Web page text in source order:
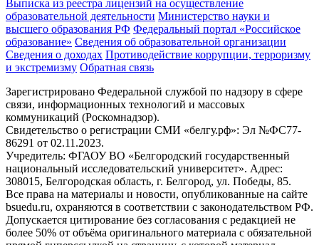
Выписка из реестра лицензий на осуществление
образовательной деятельности Министерствo науки и
высшего образования РФ Федеральный портал «Российское
образование» Сведения об образовательной организации
Сведения о доходах Противодействие коррупции, терроризму
и экстремизму Обратная связь
Зарегистрировано Федеральной службой по надзору в сфере
связи, информационных технологий и массовых
коммуникаций (Роскомнадзор).
Свидетельство о регистрации СМИ «белгу.рф»: Эл №ФС77-
86291 от 02.11.2023.
Учредитель: ФГАОУ ВО «Белгородский государственный
национальный исследовательский университет». Адрес:
308015, Белгородская область, г. Белгород, ул. Победы, 85.
Все права на материалы и новости, опубликованные на сайте
bsuedu.ru, охраняются в соответствии с законодательством РФ.
Допускается цитирование без согласования с редакцией не
более 50% от объёма оригинального материала с обязательной